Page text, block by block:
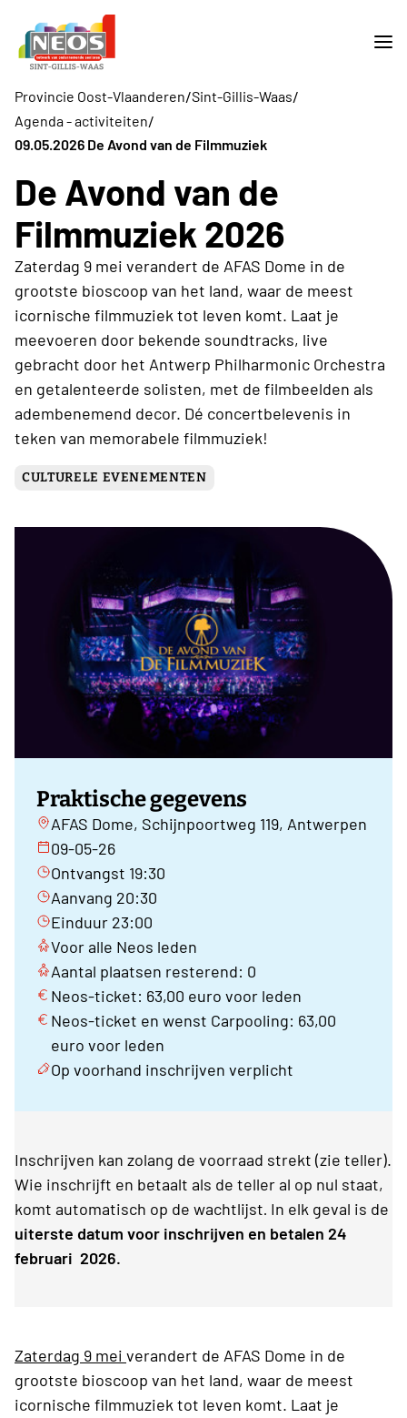
Provincie Oost-Vlaanderen/Sint-Gillis-Waas/
Agenda - activiteiten/
09.05.2026 De Avond van de Filmmuziek
De Avond van de
Filmmuziek 2026
Zaterdag 9 mei verandert de AFAS Dome in de
grootste bioscoop van het land, waar de meest
icornische filmmuziek tot leven komt. Laat je
meevoeren door bekende soundtracks, live
gebracht door het Antwerp Philharmonic Orchestra
en getalenteerde solisten, met de filmbeelden als
adembenemend decor. Dé concertbelevenis in
teken van memorabele filmmuziek!
CULTURELE EVENEMENTEN
Praktische gegevens
AFAS Dome, Schijnpoortweg 119, Antwerpen
09-05-26
Ontvangst 19:30
Aanvang 20:30
Einduur 23:00
Voor alle Neos leden
Aantal plaatsen resterend: 0
Neos-ticket: 63,00 euro voor leden
Neos-ticket en wenst Carpooling: 63,00
euro voor leden
Op voorhand inschrijven verplicht
Inschrijven kan zolang de voorraad strekt (zie teller).
Wie inschrijft en betaalt als de teller al op nul staat,
komt automatisch op de wachtlijst. In elk geval is de
uiterste datum voor inschrijven en betalen 24
februari 2026.
Zaterdag 9 mei verandert de AFAS Dome in de
grootste bioscoop van het land, waar de meest
icornische filmmuziek tot leven komt. Laat je